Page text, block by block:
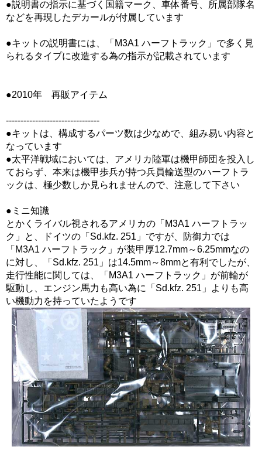
●説明書の指示に基づく国籍マーク、車体番号、所属部隊名
などを再現したデカールが付属しています
●キットの説明書には、「M3A1 ハーフトラック」で多く見
られるタイプに改造する為の指示が記載されています
●2010年 再販アイテム
--------------------------------
●キットは、構成するパーツ数は少なめで、組み易い内容と
なっています
●太平洋戦域においては、アメリカ陸軍は機甲師団を投入し
ておらず、本来は機甲歩兵が持つ兵員輸送型のハーフトラ
ックは、極少数しか見られませんので、注意して下さい
●ミニ知識
とかくライバル視されるアメリカの「M3A1 ハーフトラッ
ク」と、ドイツの「Sd.kfz. 251」ですが、防御力では
「M3A1 ハーフトラック」が装甲厚12.7mm～6.25mmなの
に対し、「Sd.kfz. 251」は14.5mm～8mmと有利でしたが、
走行性能に関しては、「M3A1 ハーフトラック」が前輪が
駆動し、エンジン馬力も高い為に「Sd.kfz. 251」よりも高
い機動力を持っていたようです